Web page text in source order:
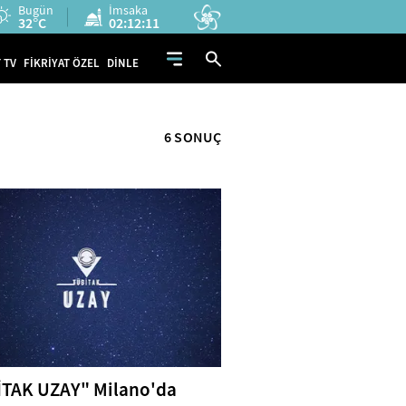
Bugün
32°C
İmsaka
02:12:11
TV FİKRİYAT ÖZEL DİNLE
6 SONUÇ
UZAY" Milano'da